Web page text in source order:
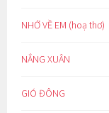
NHỚ VỀ EM (hoạ thơ)
NẮNG XUÂN
GIÓ ĐÔNG